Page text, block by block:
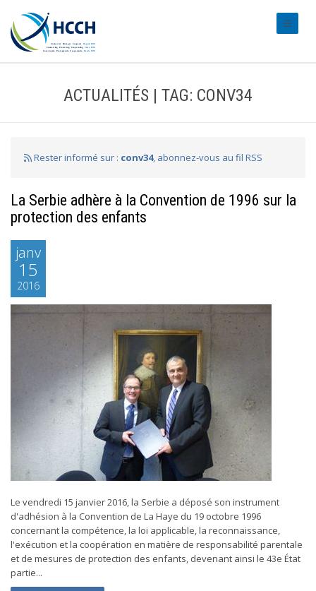
ACTUALITÉS | TAG: CONV34
Rester informé sur : conv34, abonnez-vous au fil RSS
La Serbie adhère à la Convention de 1996 sur la
protection des enfants
janv
15
2016
Le vendredi 15 janvier 2016, la Serbie a déposé son instrument
d'adhésion à la Convention de La Haye du 19 octobre 1996
concernant la compétence, la loi applicable, la reconnaissance,
l'exécution et la coopération en matière de responsabilité parentale
et de mesures de protection des enfants, devenant ainsi le 43e État
partie...